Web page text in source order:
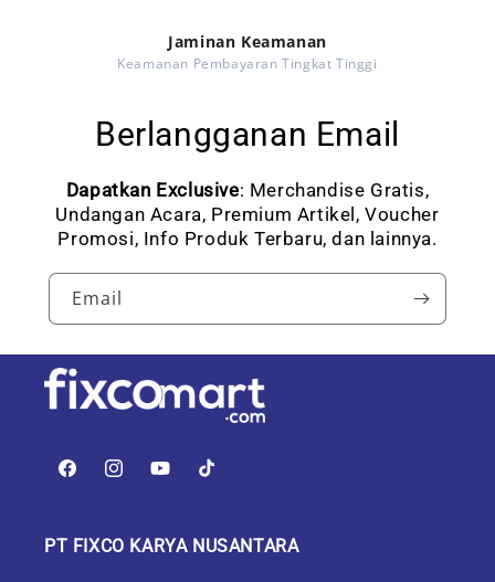
Jaminan Keamanan
Keamanan Pembayaran Tingkat Tinggi
Berlangganan Email
Dapatkan Exclusive: Merchandise Gratis,
Undangan Acara, Premium Artikel, Voucher
Promosi, Info Produk Terbaru, dan lainnya.
Email
FacebookInstagramYouTubeTikTok
PT FIXCO KARYA NUSANTARA